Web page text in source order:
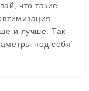
что такие
и лучше. Так
под себя